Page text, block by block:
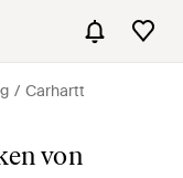
Carhartt
von